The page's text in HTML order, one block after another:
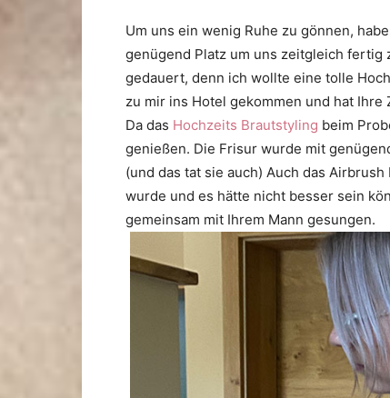
Um uns ein wenig Ruhe zu gönnen,
genügend Platz um uns zeitgleich fertig
gedauert, denn ich wollte eine tolle
zu mir ins Hotel gekommen und hat
Da das Hochzeits Brautstyling beim
genießen. Die Frisur wurde mit
(und das tat sie auch) Auch das
wurde und es hätte nicht besser sein
gemeinsam mit Ihrem Mann gesungen.